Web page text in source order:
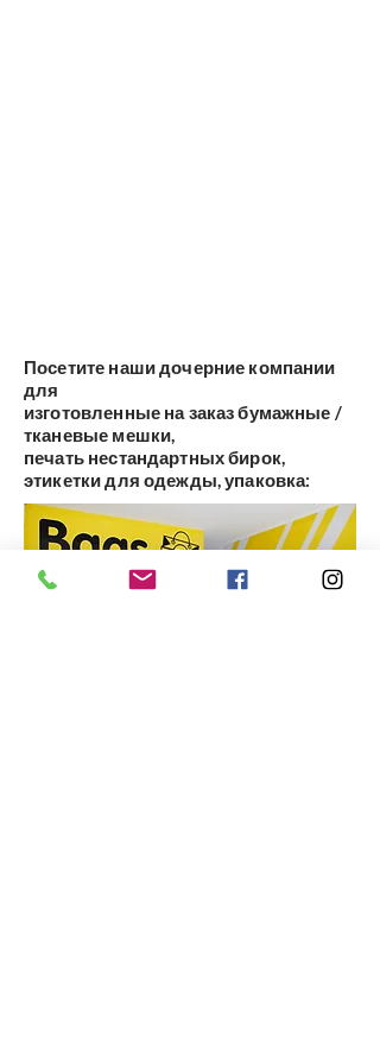
Посетите наши дочерние компании
для
изготовленные на заказ бумажные /
тканевые мешки,
печать нестандартных бирок,
этикетки для одежды, упаковка: